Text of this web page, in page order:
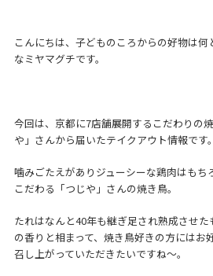
こんにちは、子どものころからの好物は何
なミヤマグチです。
今回は、京都に7店舗展開するこだわりの
や」さんから届いたテイクアウト情報です。
噛みごたえがありジューシーな鶏肉はもち
こだわる「つじや」さんの焼き鳥。
たれはなんと40年も継ぎ足され熟成させ
の香りと相まって、焼き鳥好きの方にはお
召し上がっていただきたいですね～。